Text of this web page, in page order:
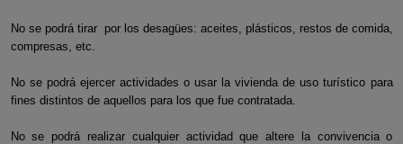
No se podrá tirar por los desagües: aceites, plásticos, restos de comida,
compresas, etc.
No se podrá ejercer actividades o usar la vivienda de uso turístico para
fines distintos de aquellos para los que fue contratada.
No se podrá realizar cualquier actividad que altere la convivencia o